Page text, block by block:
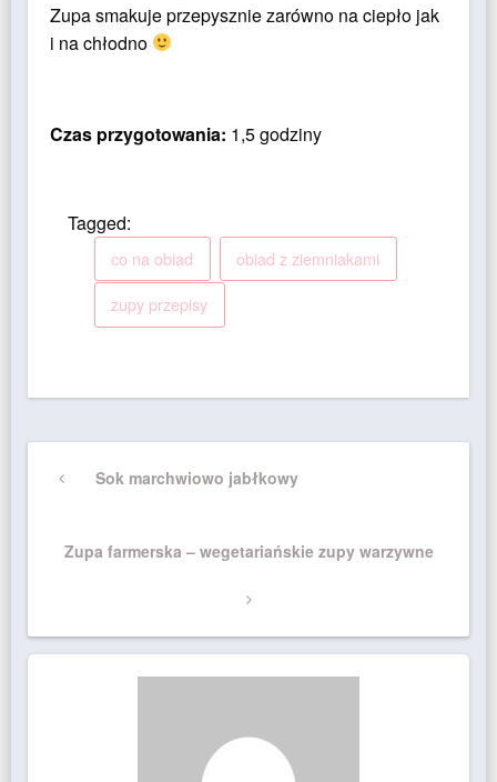
Zupa smakuje przepysznie zarówno na ciepło jak
i na chłodno
Czas przygotowania: 1,5 godziny
Tagged:
co na obiad
obiad z ziemniakami
zupy przepisy
wpisuPreviousSok marchwiowo jabłkowy
Next
Zupa farmerska – wegetariańskie zupy warzywne